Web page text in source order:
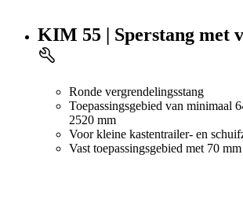
KIM 55 | Sperstang met
Ronde vergrendelingsstang
Toepassingsgebied van minimaal
2520 mm
Voor kleine kastentrailer- en
Vast toepassingsgebied met 70